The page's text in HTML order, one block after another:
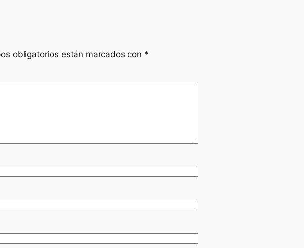
obligatorios están marcados con *